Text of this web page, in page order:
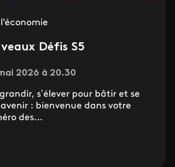
Défis S5
2026 à 20.30
s’élever pour bâtir et se
: bienvenue dans votre
des...